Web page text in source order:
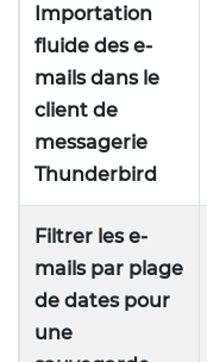
Importation
fluide des e-
mails dans le
client de
messagerie
Thunderbird
Filtrer les e-
mails par plage
de dates pour
une